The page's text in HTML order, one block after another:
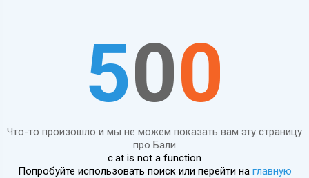
500
Что-то произошло и мы не можем показать вам эту страницу
про Бали
c.at is not a function
Попробуйте использовать поиск или перейти на главную